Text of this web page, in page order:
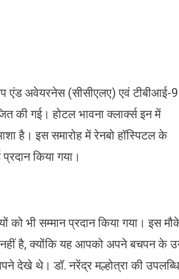
एंड अवेयरनेस (सीसीएलए) एवं टीबीआई-9
की गई। होटल भावना क्लार्क्स इन में
है। इस समारोह में रेनबो हॉस्पिटल के
किया गया।
को भी सम्मान प्रदान किया गया। इस
नहीं है, क्योंकि यह आपको अपने बचपन के
देखे थे। डॉ. नरेंद्र मल्होत्रा की उपलब्धि